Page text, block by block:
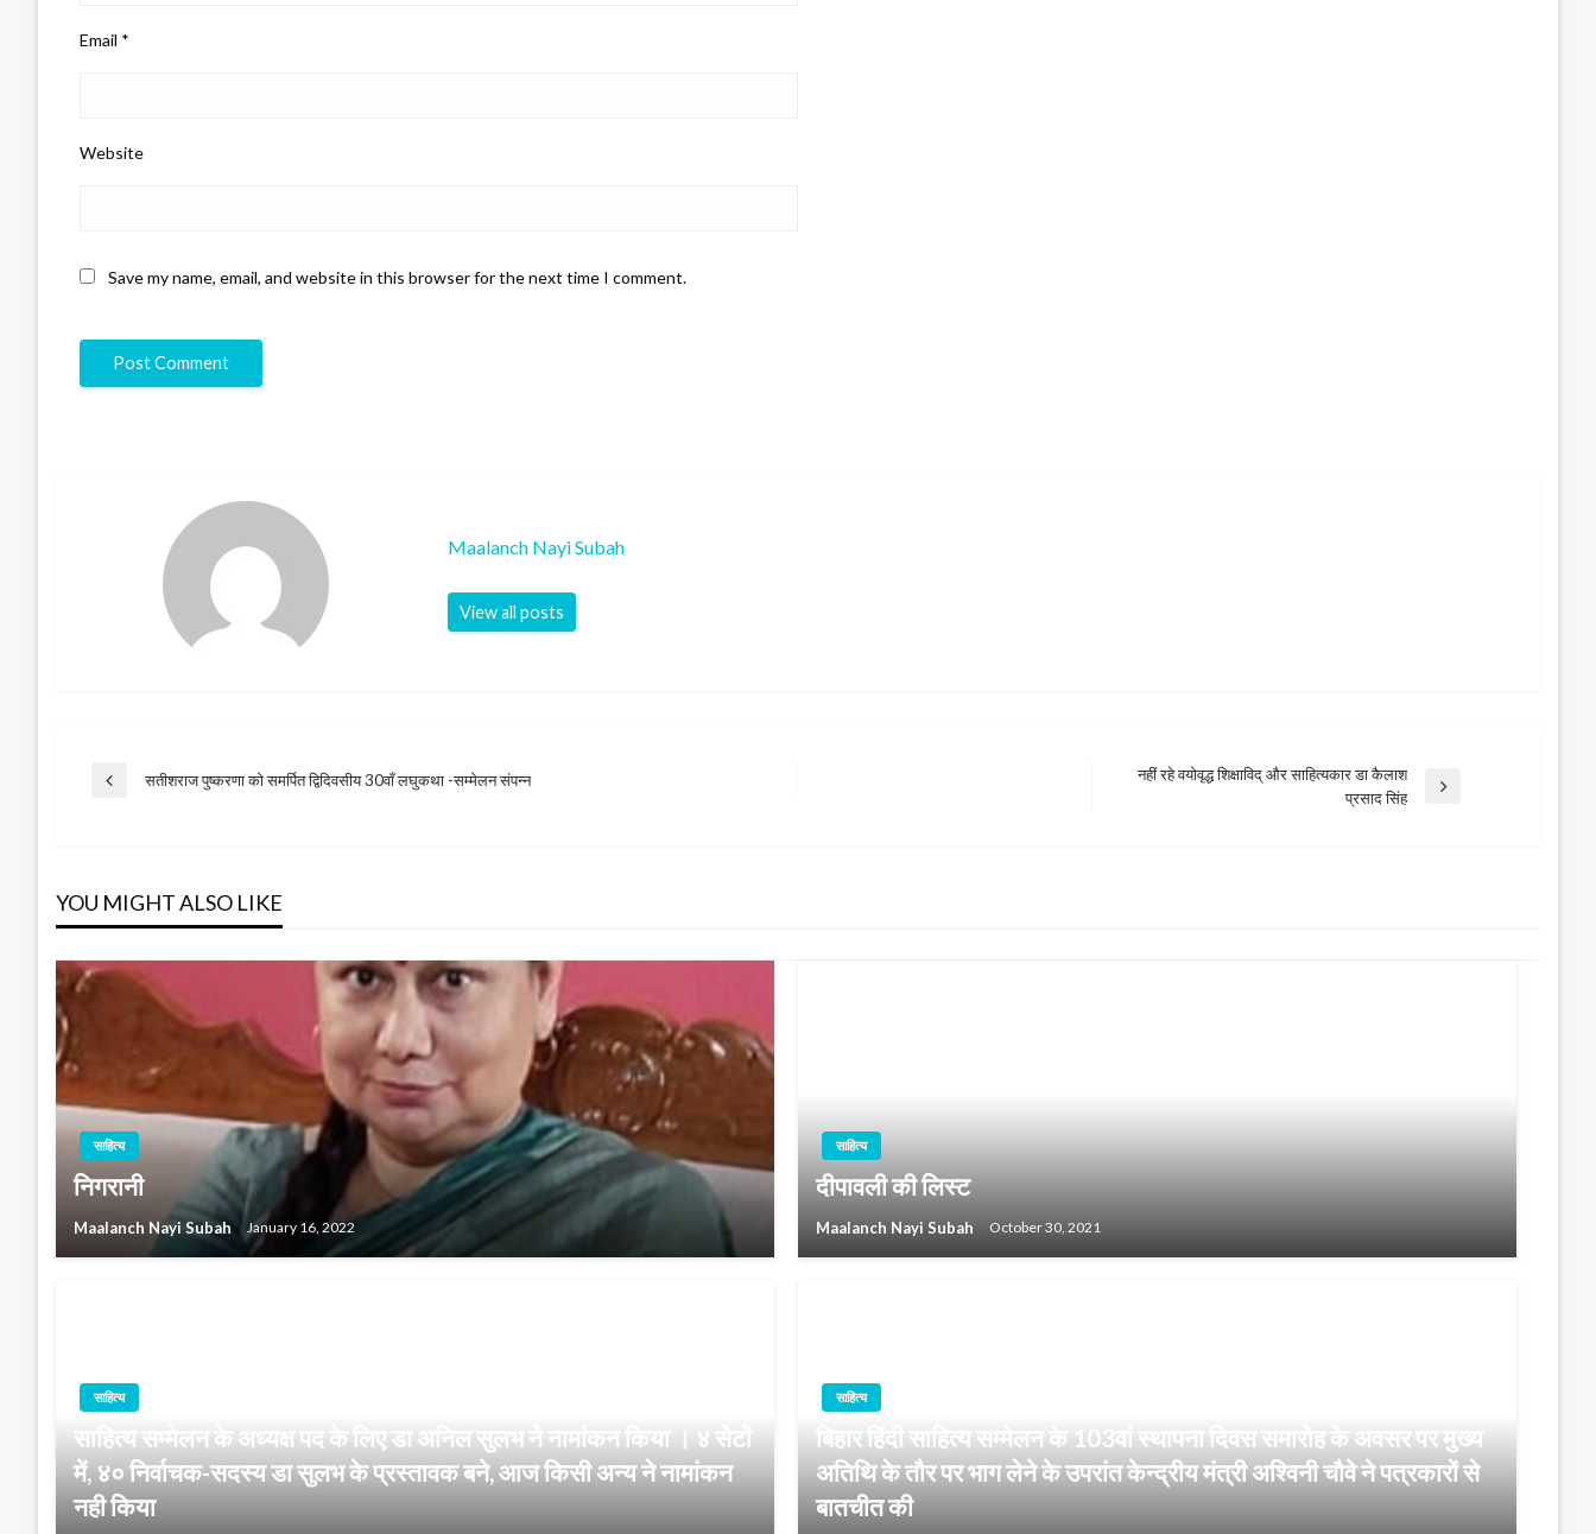
Email *
Website
Save my name, email, and website in this browser for the next time I comment.
Maalanch Nayi Subah
View all posts
Post
Previous
सतीशराज पुष्करणा को समर्पित द्विदिवसीय 30वाँ लघुकथा -सम्मेलन संपन्न
नहीं रहे वयोवृद्ध शिक्षाविद् और साहित्यकार डा कैलाश
प्रसाद सिंह
YOU MIGHT ALSO LIKE
साहित्य
निगरानी
Maalanch Nayi Subah January 16, 2022
साहित्य
दीपावली की लिस्ट
Maalanch Nayi Subah October 30, 2021
साहित्य
साहित्य सम्मेलन के अध्यक्ष पद के लिए डा अनिल सुलभ ने नामांकन किया । ४ सेटों
में, ४० निर्वाचक-सदस्य डा सुलभ के प्रस्तावक बने, आज किसी अन्य ने नामांकन
नही किया
साहित्य
बिहार हिंदी साहित्य सम्मेलन के 103वां स्थापना दिवस समारोह के अवसर पर मुख्य
अतिथि के तौर पर भाग लेने के उपरांत केन्द्रीय मंत्री अश्विनी चौवे ने पत्रकारों से
बातचीत की